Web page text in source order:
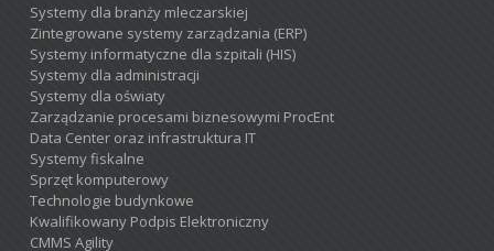
Systemy dla branży mleczarskiej
Zintegrowane systemy zarządzania (ERP)
Systemy informatyczne dla szpitali (HIS)
Systemy dla administracji
Systemy dla oświaty
Zarządzanie procesami biznesowymi ProcEnt
Data Center oraz infrastruktura IT
Systemy fiskalne
Sprzęt komputerowy
Technologie budynkowe
Kwalifikowany Podpis Elektroniczny
CMMS Agility